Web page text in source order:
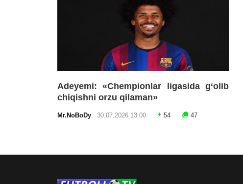
Adeyemi: «Chempionlar ligasida g‘olib
chiqishni orzu qilaman»
Mr.NoBoDy 30.07.2026 13:00 54 47